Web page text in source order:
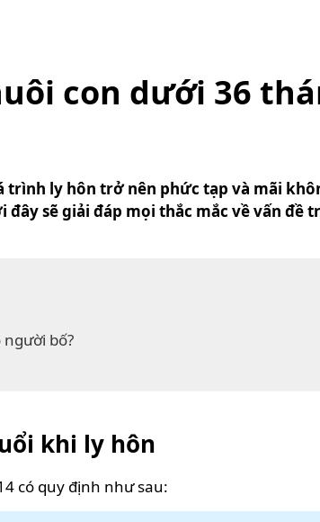
con dưới 36
ly hôn trở nên phức tạp và mãi
sẽ giải đáp mọi thắc mắc về vấn đề
bố?
khi ly hôn
có quy định như sau: